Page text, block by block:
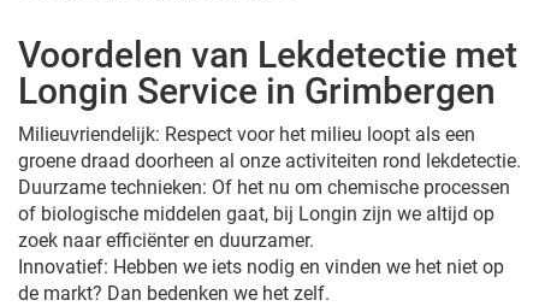
Voordelen van Lekdetectie met
Longin Service in Grimbergen
Milieuvriendelijk: Respect voor het milieu loopt als een
groene draad doorheen al onze activiteiten rond lekdetectie.
Duurzame technieken: Of het nu om chemische processen
of biologische middelen gaat, bij Longin zijn we altijd op
zoek naar efficiënter en duurzamer.
Innovatief: Hebben we iets nodig en vinden we het niet op
de markt? Dan bedenken we het zelf.